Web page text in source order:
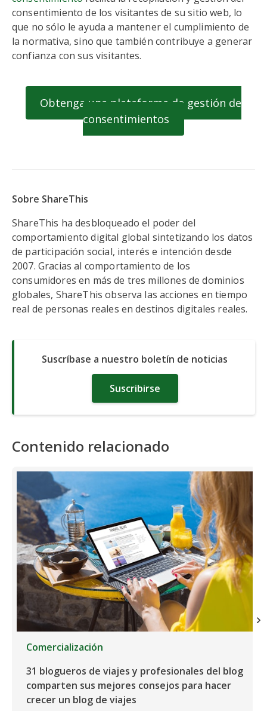
consentimiento de los visitantes de su sitio web, lo
que no sólo le ayuda a mantener el cumplimiento de
la normativa, sino que también contribuye a generar
confianza con sus visitantes.
Obtenga una plataforma de gestión de
consentimientos
Sobre ShareThis
ShareThis ha desbloqueado el poder del
comportamiento digital global sintetizando los datos
de participación social, interés e intención desde
2007. Gracias al comportamiento de los
consumidores en más de tres millones de dominios
globales, ShareThis observa las acciones en tiempo
real de personas reales en destinos digitales reales.
Suscríbase a nuestro boletín de noticias
Suscribirse
Contenido relacionado
Comercialización
31 blogueros de viajes y profesionales del blog
comparten sus mejores consejos para hacer
crecer un blog de viajes